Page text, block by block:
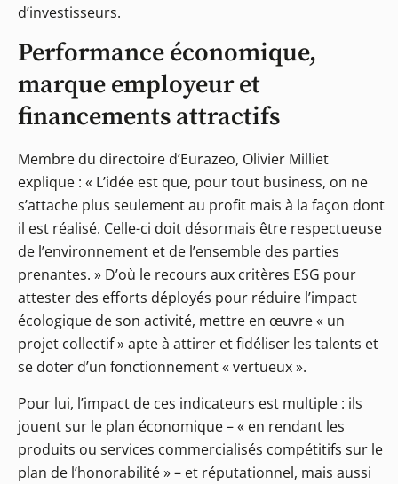
d’investisseurs.
Performance économique,
marque employeur et
financements attractifs
Membre du directoire d’Eurazeo, Olivier Milliet
explique : « L’idée est que, pour tout business, on ne
s’attache plus seulement au profit mais à la façon dont
il est réalisé. Celle-ci doit désormais être respectueuse
de l’environnement et de l’ensemble des parties
prenantes. » D’où le recours aux critères ESG pour
attester des efforts déployés pour réduire l’impact
écologique de son activité, mettre en œuvre « un
projet collectif » apte à attirer et fidéliser les talents et
se doter d’un fonctionnement « vertueux ».
Pour lui, l’impact de ces indicateurs est multiple : ils
jouent sur le plan économique – « en rendant les
produits ou services commercialisés compétitifs sur le
plan de l’honorabilité » – et réputationnel, mais aussi